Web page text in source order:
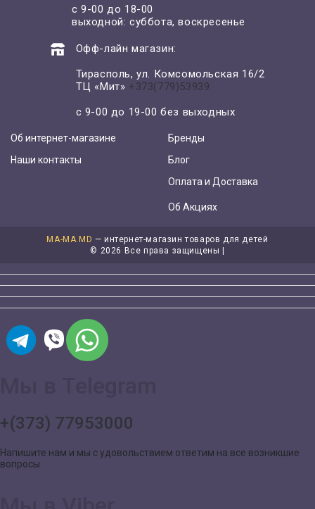
с 9-00 до 18-00
выходной: суббота, воскресенье
Офф-лайн магазин:
Тирасполь, ул. Комсомольская 16/2
ТЦ «Мит» +373(779)53939
с 9-00 до 19-00 без выходных
Об интернет-магазине
Наши контакты
Бренды
Блог
Оплата и Доставка
Об Акциях
MA-MA.MD — интернет-магазин товаров для детей
© 2026 Все права защищены |
+(373) 77953000
Напишите нам и мы с удовольствием ответим на все возникшие
вопросы